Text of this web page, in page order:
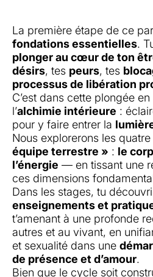
La première étape de ce
fondations essentielles.
plonger au cœur de ton
désirs, tes peurs, tes
processus de libération
C’est dans cette plongée
l’alchimie intérieure :
pour y faire entrer la
Nous explorerons les
équipe terrestre » : le
l’énergie — en tissant une
ces dimensions
Dans les stages, tu
enseignements et
t’amenant à une profonde
autres et au vivant, en
et sexualité dans une
de présence et d’amour.
Bien que le cycle soit